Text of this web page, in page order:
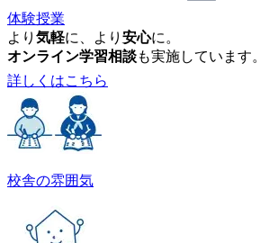
体験授業
より 気軽に、より 安心に。
オンライン学習相談も実施しています。
詳しくはこちら
校舎の雰囲気